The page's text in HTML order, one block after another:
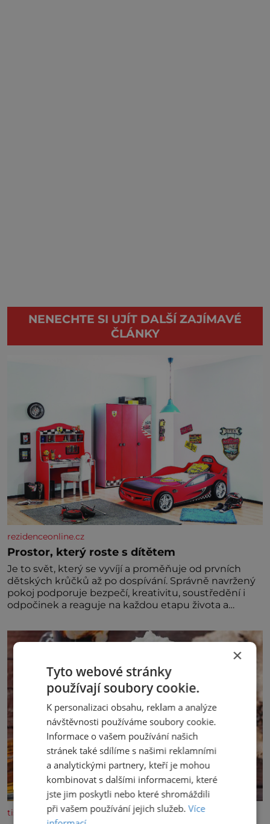
NENECHTE SI UJÍT DALŠÍ ZAJÍMAVÉ
ČLÁNKY
rezidenceonline.cz
Prostor, který roste s dítětem
Je to svět, který se vyvíjí a proměňuje od prvních
dětských krůčků až po dospívání. Správně navržený
pokoj podporuje bezpečí, kreativitu, soustředění i
odpočinek a reaguje na každou etapu života a
jednoduchost, měkkost a bezpečí, proto by pokoj
miminka měl působit především klidně a útulně.
tisicereceptu.cz
×
Tyto webové stránky
používají soubory cookie.
K personalizaci obsahu, reklam a analýze
návštěvnosti používáme soubory cookie.
Informace o vašem používání našich
stránek také sdílíme s našimi reklamními
a analytickými partnery, kteří je mohou
kombinovat s dalšími informacemi, které
jste jim poskytli nebo které shromáždili
při vašem používání jejich služeb.Více